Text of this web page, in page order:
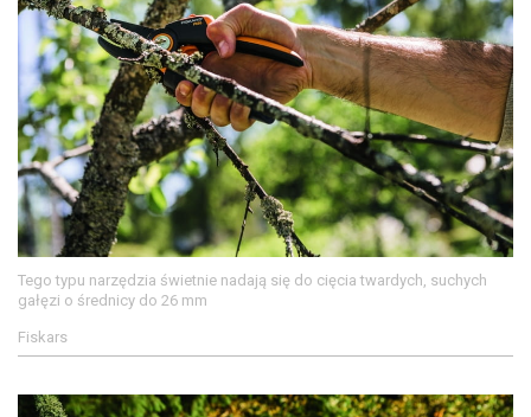
Tego typu narzędzia świetnie nadają się do cięcia twardych, suchych
gałęzi o średnicy do 26 mm
Fiskars